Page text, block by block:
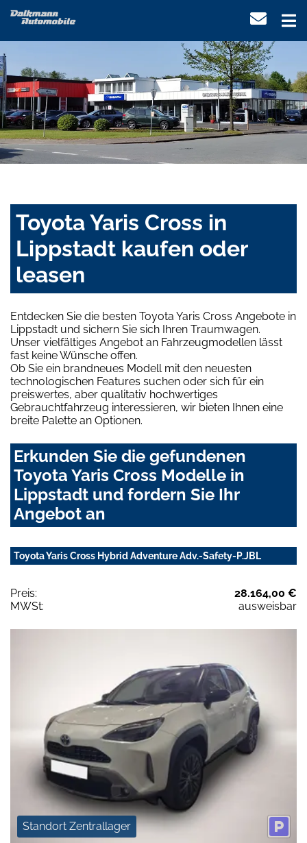
Toyota Yaris Cross in
Lippstadt kaufen oder
leasen
Entdecken Sie die besten Toyota Yaris Cross Angebote in
Lippstadt und sichern Sie sich Ihren Traumwagen.
Unser vielfältiges Angebot an Fahrzeugmodellen lässt
fast keine Wünsche offen.
Ob Sie ein brandneues Modell mit den neuesten
technologischen Features suchen oder sich für ein
preiswertes, aber qualitativ hochwertiges
Gebrauchtfahrzeug interessieren, wir bieten Ihnen eine
breite Palette an Optionen.
Erkunden Sie die gefundenen
Toyota Yaris Cross Modelle in
Lippstadt und fordern Sie Ihr
Angebot an
Toyota Yaris Cross Hybrid Adventure Adv.-Safety-P.JBL
Preis:
28.164,00 €
MWSt:
ausweisbar
Standort Zentrallager